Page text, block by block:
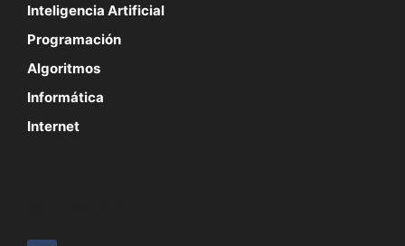
Inteligencia Artificial
Programación
Algoritmos
Informática
Internet